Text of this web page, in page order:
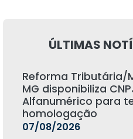
ÚLTIMAS
Reforma Tributária/
MG disponibiliza
Alfanumérico para
homologação
07/08/2026